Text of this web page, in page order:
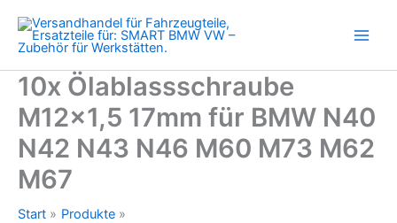
Inhalt
springen
10x Ölablassschraube
M12x1,5 17mm für BMW N40
N42 N43 N46 M60 M73 M62
M67
Start
Produkte
N40
N42
N43
N46
M60
M73
M62
M67